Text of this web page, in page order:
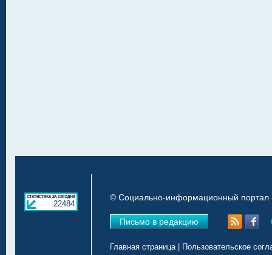
22484
© Социально-информационный портал
Письмо в редакцию
Главная страница| Пользовательское